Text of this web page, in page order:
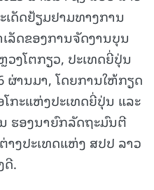
ດັດຢ້ຽມຢາມທາງການ
ລັດຂອງການຈັດງານບຸນ
ວງໂຕກຽວ, ປະເທດຍີ່ປຸ່ນ
ຜ່ານມາ, ໂດຍການໃຫ້ກຽດ
ໂກະແຫ່ງປະເທດຍີ່ປຸ່ນ ແລະ
ຮອງນາຍົກລັດຖະມົນຕີ
ງປະເທດແຫ່ງ ສປປ ລາວ
ດີ.